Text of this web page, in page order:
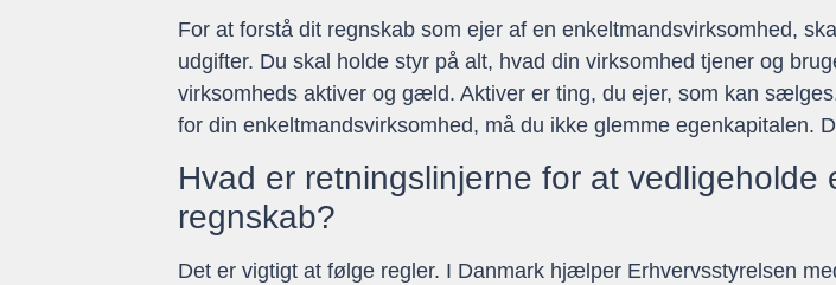
For at forstå dit regnskab som ejer af en enkeltmandsvirksomhed,
udgifter. Du skal holde styr på alt, hvad din virksomhed tjener og
virksomheds aktiver og gæld. Aktiver er ting, du ejer, som kan
for din enkeltmandsvirksomhed, må du ikke glemme egenkapitalen.
Hvad er retningslinjerne for at vedligeholde
regnskab?
Det er vigtigt at følge regler. I Danmark hjælper Erhvervsstyrelsen